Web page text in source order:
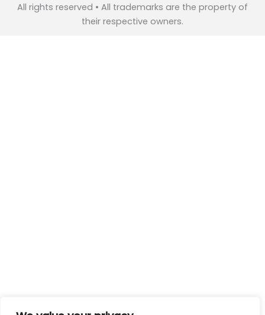
All rights reserved • All trademarks are the property of
their respective owners.